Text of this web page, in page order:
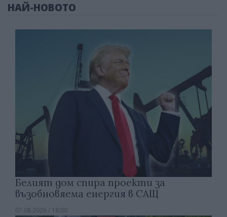
НАЙ-НОВОТО
Белият дом спира проекти за
възобновяема енергия в САЩ
07.08.2026 / 18:00